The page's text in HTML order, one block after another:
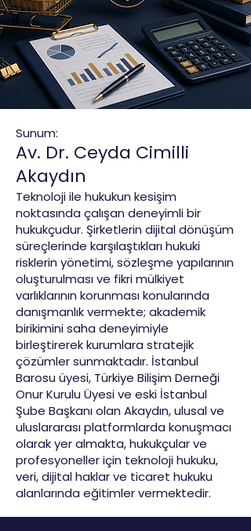
Sunum:
Av. Dr. Ceyda Cimilli
Akaydın
Teknoloji ile hukukun kesişim
noktasında çalışan deneyimli bir
hukukçudur. Şirketlerin dijital dönüşüm
süreçlerinde karşılaştıkları hukuki
risklerin yönetimi, sözleşme yapılarının
oluşturulması ve fikri mülkiyet
varlıklarının korunması konularında
danışmanlık vermekte; akademik
birikimini saha deneyimiyle
birleştirerek kurumlara stratejik
çözümler sunmaktadır. İstanbul
Barosu üyesi, Türkiye Bilişim Derneği
Onur Kurulu Üyesi ve eski İstanbul
Şube Başkanı olan Akaydın, ulusal ve
uluslararası platformlarda konuşmacı
olarak yer almakta, hukukçular ve
profesyoneller için teknoloji hukuku,
veri, dijital haklar ve ticaret hukuku
alanlarında eğitimler vermektedir.